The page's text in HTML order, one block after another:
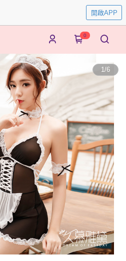
開啟APP
0
1/6